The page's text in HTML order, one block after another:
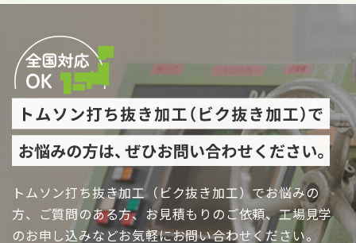
トムソン打ち抜き加工（ビク抜き加工）でお悩みの
方、ご質問のある方、お見積もりのご依頼、工場見学
のお申し込みなどお気軽にお問い合わせください。